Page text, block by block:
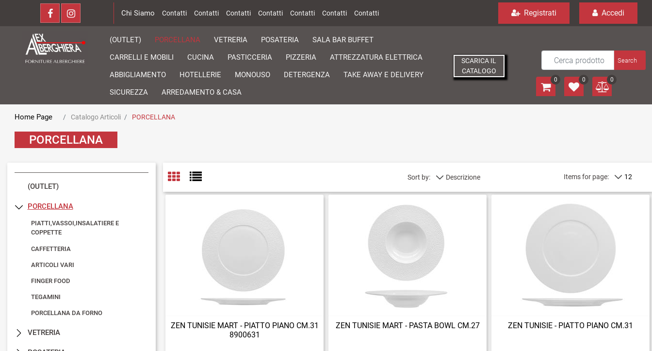
Chi Siamo Contatti Contatti Contatti Contatti Contatti Contatti Contatti Registrati Accedi
(OUTLET) PORCELLANA VETRERIA POSATERIA
SALA BAR BUFFET
CARRELLI E MOBILI
CUCINA PASTICCERIA PIZZERIA
ATTREZZATURA ELETTRICA
ABBIGLIAMENTO
HOTELLERIE MONOUSO DETERGENZA
TAKE AWAY E DELIVERY
SICUREZZA
ARREDAMENTO & CASA
SCARICA IL
CATALOGO
0 0 0
Home Page Catalogo Articoli PORCELLANA
PORCELLANA
(OUTLET)
PORCELLANA
PIATTI,VASSOI,INSALATIERE E
COPPETTE
CAFFETTERIA
ARTICOLI VARI
FINGER FOOD
TEGAMINI
PORCELLANA DA FORNO
VETRERIA
Sort by: Items for page:
ZEN TUNISIE MART - PIATTO PIANO CM.31
8900631
ZEN TUNISIE MART - PASTA BOWL CM.27 ZEN TUNISIE - PIATTO PIANO CM.31